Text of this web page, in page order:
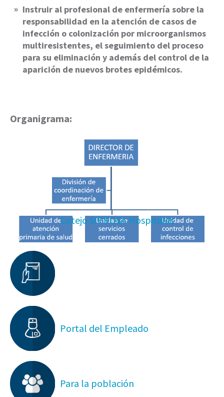
Instruir al profesional de enfermería sobre la
responsabilidad en la atención de casos de
infección o colonización por microorganismos
multiresistentes, el seguimiento del proceso
para su eliminación y además del control de la
aparición de nuevos brotes epidémicos.
Organigrama:
Cotejo SIPROSA Hospitales
Portal del Empleado
Para la población